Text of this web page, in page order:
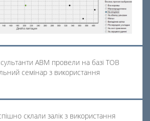
АВМ провели на базі ТОВ
семінар з використання
склали залік з використання